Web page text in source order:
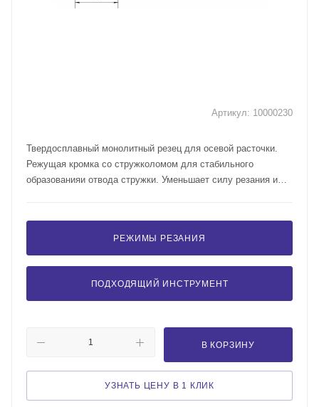
Артикул: 10000230
Твердосплавный монолитный резец для осевой расточки.
Режущая кромка со стружколомом для стабильного
образованияи отвода стружки. Уменьшает силу резания и
РЕЖИМЫ РЕЗАНИЯ
ПОДХОДЯЩИЙ ИНСТРУМЕНТ
В КОРЗИНУ
УЗНАТЬ ЦЕНУ В 1 КЛИК